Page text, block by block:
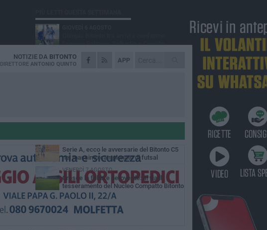
APP
NOTIZIE DA BITONTO
DIRETTORE ANTONIO QUINTO
firmano Balzano, Sallustio e Cannito
LUNEDÌ 3 AGOSTO
Bitonto C5, mercato senza sosta: arriva
Bitonto C5, colpo da novanta: arriva la
MERCOLEDÌ 5 AGOSTO
Serie A, ecco le avversarie del Bitonto C5
nel massimo campionato di futsal
VENERDÌ 7 AGOSTO
Cresce la febbre neroverde: al via il
tesseramento del Nucleo Compatto Bitonto